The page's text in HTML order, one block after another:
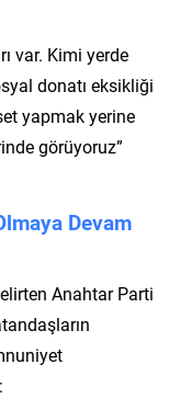
var. Kimi yerde
donatı eksikliği
yapmak yerine
görüyoruz”
Devam
Anahtar Parti